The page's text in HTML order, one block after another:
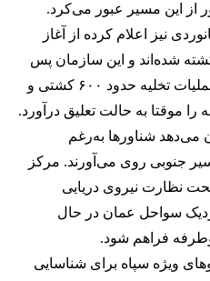
نیز اعلام کرده از آغاز
۱۴ دریانورد کشته شده‌اند و این سازمان پس
از حمله به کشتی سنگاپوری، عملیات تخلیه حدود ۶۰۰ کشتی و
می‌دهد شناورها به‌رغم
جنوبی روی می‌آورند. مرکز
نظارت نیروی دریایی
سواحل عمان در حال
فراهم شود.
ویژه سپاه برای شناسایی